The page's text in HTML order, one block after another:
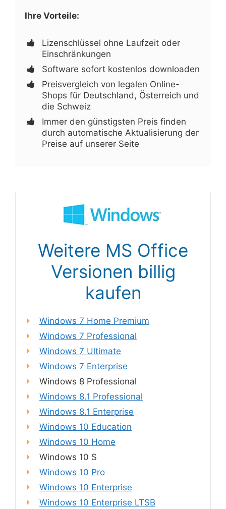
Ihre Vorteile:
Lizenschlüssel ohne Laufzeit oder
Einschränkungen
Software sofort kostenlos downloaden
Preisvergleich von legalen Online-
Shops für Deutschland, Österreich und
die Schweiz
Immer den günstigsten Preis finden
durch automatische Aktualisierung der
Preise auf unserer Seite
Weitere MS Office
Versionen billig
kaufen
Windows 7 Home Premium
Windows 7 Professional
Windows 7 Ultimate
Windows 7 Enterprise
Windows 8 Professional
Windows 8.1 Professional
Windows 8.1 Enterprise
Windows 10 Education
Windows 10 Home
Windows 10 S
Windows 10 Pro
Windows 10 Enterprise
Windows 10 Enterprise LTSB